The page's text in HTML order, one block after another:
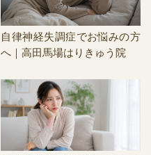
自律神経失調症でお悩みの方
へ｜高田馬場はりきゅう院